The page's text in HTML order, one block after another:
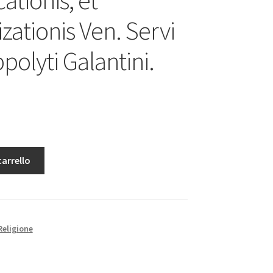
Ven. Servi
Galantini.